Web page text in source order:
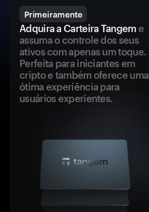
Primeiramente
Adquira a Carteira Tangem e
assuma o controle dos seus
ativos com apenas um toque.
Perfeita para iniciantes em
cripto e também oferece uma
ótima experiência para
usuários experientes.